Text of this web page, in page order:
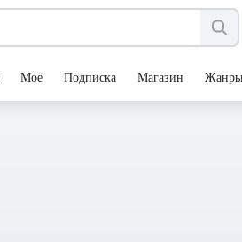
Моё Подписка Магазин Жанры